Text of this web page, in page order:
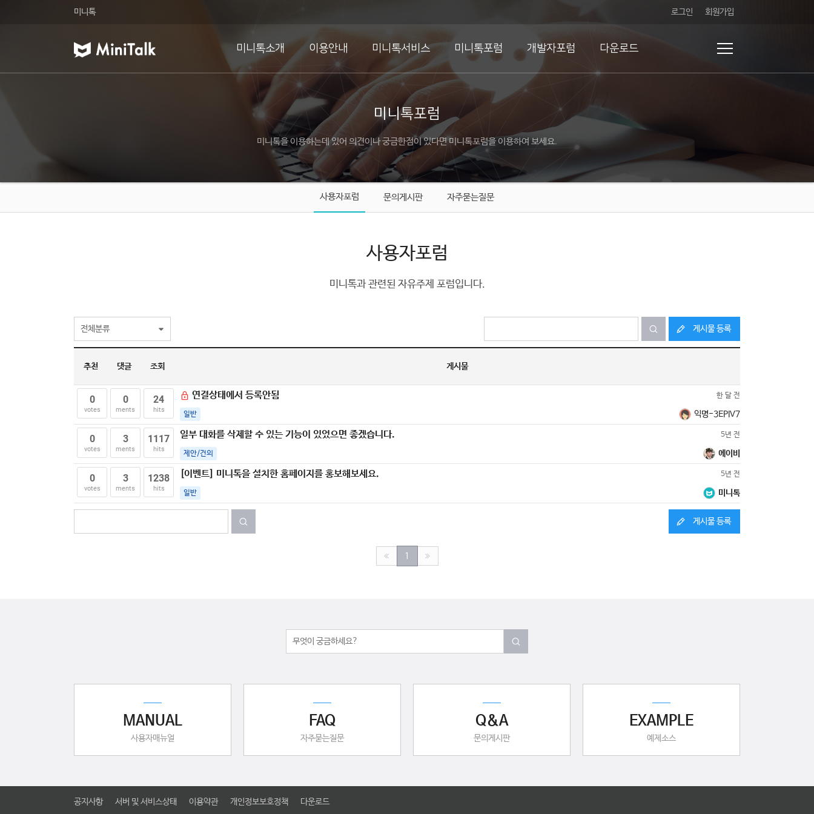
미니톡 로그인 회원가입
미니톡소개 이용안내 미니톡서비스 미니톡포럼 개발자포럼 다운로드
미니톡포럼
미니톡을 이용하는데 있어 의견이나 궁금한점이 있다면 미니톡포럼을 이용하여 보세요.
사용자포럼 문의게시판 자주묻는질문
사용자포럼
미니톡과 관련된 자유주제 포럼입니다.
전체분류 게시물 등록
추천 댓글 조회 게시물
0
votes
0
ments
24
hits
연결상태에서 등록안됨 한 달 전
일반 익명-3EPIV7
0
votes
3
ments
1117
hits
일부 대화를 삭제할 수 있는 기능이 있었으면 좋겠습니다. 5년 전
제안/건의 에이비
0
votes
3
ments
1238
hits
[이벤트] 미니톡을 설치한 홈페이지를 홍보해보세요. 5년 전
일반 미니톡
게시물 등록
1
MANUAL
사용자매뉴얼
FAQ
자주묻는질문
Q&A
문의게시판
EXAMPLE
예제소스
공지사항 서버 및 서비스상태 이용약관 개인정보보호정책 다운로드